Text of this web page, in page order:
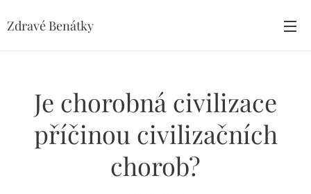
Zdravé Benátky
Je chorobná civilizace
příčinou civilizačních
chorob?